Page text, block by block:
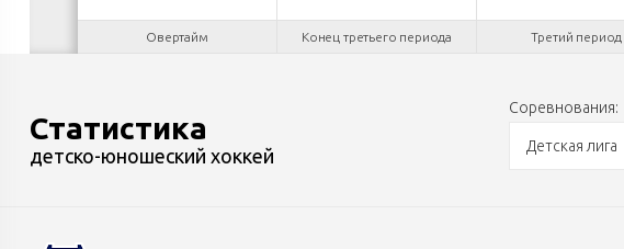
Овертайм Конец третьего периода Третий период
Статистика
детско-юношеский хоккей
Соревнования:
Детская лига